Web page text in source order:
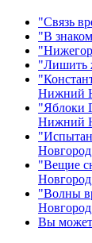
"Связь
"В
"Лишить
Нижний
"Яблоки
Нижний
"Вещие
"Волны
Вы